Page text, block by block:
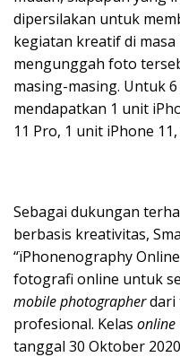
dipersilakan untuk
kegiatan kreatif di
mengunggah foto
masing-masing. Untuk
mendapatkan 1 unit
11 Pro, 1 unit iPhone
Sebagai dukungan
berbasis kreativitas,
“ïPhonenography
fotografi online untuk
mobile photographerdari
profesional. Kelas online
tanggal 30 Oktober